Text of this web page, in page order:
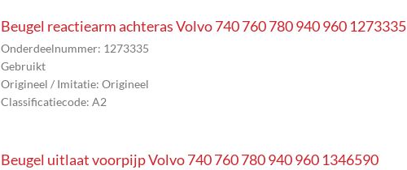
Beugel reactiearm achteras Volvo 740 760 780 940 960 1273335
Onderdeelnummer: 1273335
Gebruikt
Origineel / Imitatie: Origineel
Classificatiecode: A2
Beugel uitlaat voorpijp Volvo 740 760 780 940 960 1346590